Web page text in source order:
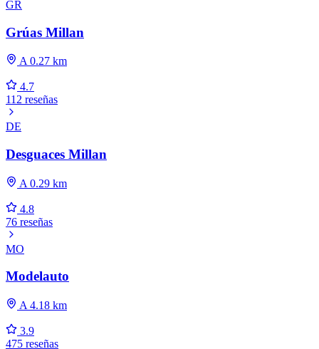
GR
Grúas Millan
A 0.27 km
4.7
112 reseñas
DE
Desguaces Millan
A 0.29 km
4.8
76 reseñas
MO
Modelauto
A 4.18 km
3.9
475 reseñas